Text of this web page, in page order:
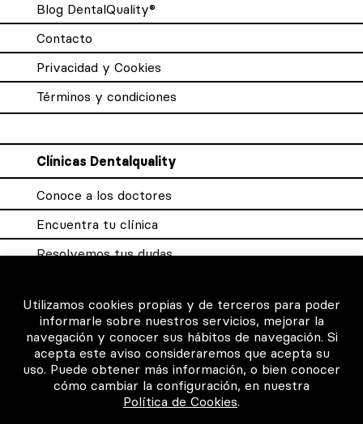
Blog DentalQuality®
Contacto
Privacidad y Cookies
Términos y condiciones
Clínicas Dentalquality
Conoce a los doctores
Encuentra tu clínica
Resolvemos tus dudas
Para los profesionales
Consigue tu certificado
Intranet clínicas certificadas
Utilizamos cookies propias y de terceros para poder
informarle sobre nuestros servicios, mejorar la
navegación y conocer sus hábitos de navegación. Si
acepta este aviso consideraremos que acepta su
uso. Puede obtener más información, o bien conocer
cómo cambiar la configuración, en nuestra
Política de Cookies.